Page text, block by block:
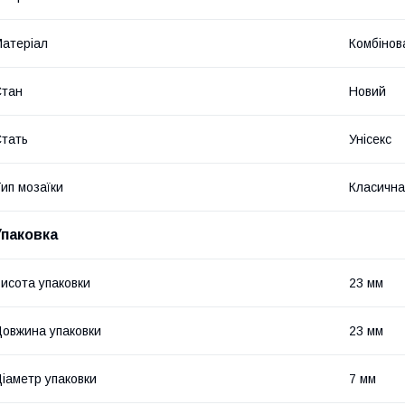
Новий
Унісекс
мозаїки Класична
упаковки 23 мм
упаковки 23 мм
упаковки 7 мм